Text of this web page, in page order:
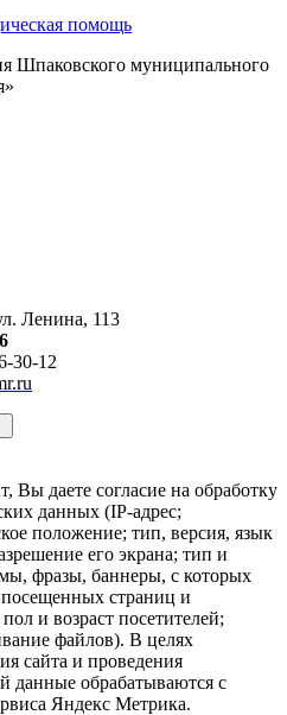
помощь
Шпаковского муниципального
Ленина, 113
30-12
Вы даете согласие на обработку
данных (IP-адрес;
положение; тип, версия, язык
его экрана; тип и
фразы, баннеры, с которых
страниц и
и возраст посетителей;
файлов). В целях
сайта и проведения
данные обрабатываются с
Яндекс Метрика.